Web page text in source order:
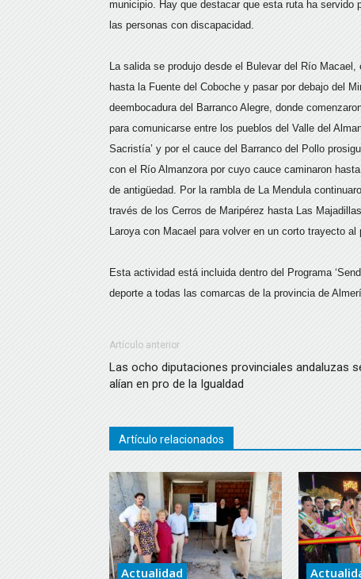
municipio. Hay que destacar que esta ruta ha servido
las personas con discapacidad.
La salida se produjo desde el Bulevar del Río
hasta la Fuente del Coboche y pasar por debajo del
deembocadura del Barranco Alegre, donde
para comunicarse entre los pueblos del Valle del
Sacristía’ y por el cauce del Barranco del Pollo
con el Río Almanzora por cuyo cauce caminaron
de antigüedad. Por la rambla de La Mendula
través de los Cerros de Maripérez hasta Las
Laroya con Macael para volver en un corto trayecto al
Esta actividad está incluida dentro del Programa
deporte a todas las comarcas de la provincia de
Artículo anterior
Las ocho diputaciones provinciales andaluzas
alían en pro de la Igualdad
Artículo relacionados
Actualidad